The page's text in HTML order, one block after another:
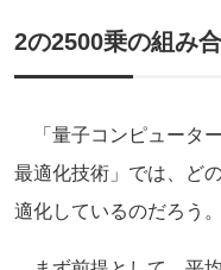
2の2500乗の組み
「量子コンピュータ
最適化技術」では、ど
適化しているのだろう。